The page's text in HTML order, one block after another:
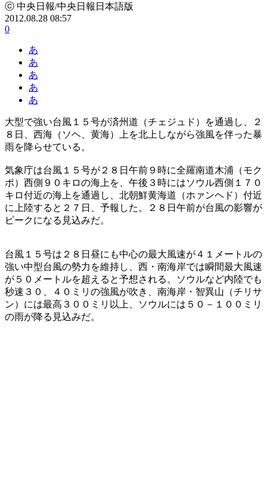
ⓒ 中央日報/中央日報日本語版
2012.08.28 08:57
0
あ
あ
あ
あ
あ
大型で強い台風１５号が済州道（チェジュド）を通過し、２
８日、西海（ソヘ、黄海）上を北上しながら強風を伴った暴
雨を降らせている。
気象庁は台風１５号が２８日午前９時に全羅南道木浦（モク
ポ）西側９０キロの海上を、午後３時にはソウル西側１７０
キロ付近の海上を通過し、北朝鮮黄海道（ホァンヘド）付近
に上陸すると２７日、予報した。２８日午前が台風の影響が
ピークになる見込みだ。
台風１５号は２８日昼にも中心の最大風速が４１メートルの
強い中型台風の勢力を維持し、西・南海岸では瞬間最大風速
が５０メートルを超えると予想される。ソウルなど内陸でも
秒速３０、４０ミリの強風が吹き、南海岸・智異山（チリサ
ン）には最高３００ミリ以上、ソウルには５０－１００ミリ
の雨が降る見込みだ。